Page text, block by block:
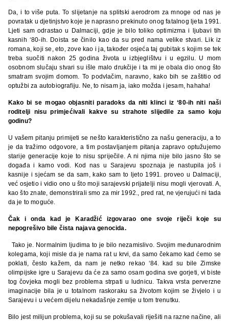
Da, i to više puta. To slijetanje na splitski aerodrom za mnoge od nas je
povratak u djetinjstvo koje je naprasno prekinuto onog fatalnog ljeta 1991.
Ljeti sam odrastao u Dalmaciji, gdje je bilo toliko optimizma i ljubavi tih
kasnih ‘80-ih. Doista se činilo kao da su pred nama velike stvari. Lik iz
romana, koji se, eto, zove kao i ja, također osjeća taj gubitak s kojim se tek
treba suočiti nakon 25 godina života u izbjeglištvu i u egzilu. U mom
osobnom slučaju stvari su išle malo drukčije i ta mi je obala dio onog što
smatram svojim domom. To podvlačim, naravno, kako bih se zaštitio od
optužbi za autobiografiju. Ne, to nisam ja, iako možda i jesam, hahaha!
Kako bi se mogao objasniti paradoks da niti klinci iz ‘80-ih niti naši
roditelji nisu primjećivali kakve su strahote slijedile za samo koju
godinu?
U vašem pitanju primijeti se nešto karakteristično za našu generaciju, a to
je da tražimo odgovore, a tim postavljanjem pitanja zapravo optužujemo
starije generacije koje to nisu spriječile. A ni njima nije bilo jasno što se
događa i kamo vodi. Kod nas u Sarajevu spoznaja je nastupila još i
kasnije i sjećam se da sam, kako sam to ljeto 1991. proveo u Dalmaciji,
već osjetio i vidio ono u što moji sarajevski prijatelji nisu mogli vjerovati. A,
kao što znate, demonstrirali smo za mir 1992., pred rat, ne vjerujući ni tada
da je to moguće.
Čak i onda kad je Karadžić izgovarao one svoje riječi koje su
nepogrešivo bile čista najava genocida.
Tako je. Normalnim ljudima to je bilo nezamislivo. Svojim međunarodnim
kolegama, koji misle da je nama rat u krvi, da samo čekamo kad ćemo se
poklati, često kažem, da nam je netko rekao ‘84. kad su bile Zimske
olimpijske igre u Sarajevu da će za samo osam godina sve gorjeti, vi biste
tog čovjeka mogli bez problema strpati u ludnicu. Takva vrsta perverzne
imaginacije bila je u totalnom raskoraku sa životom kojim se živjelo i u
Sarajevu i u većem dijelu nekadašnje zemlje u tom trenutku.
Bilo jest milijun problema, koji su se pokušavali riješiti na razne načine, ali